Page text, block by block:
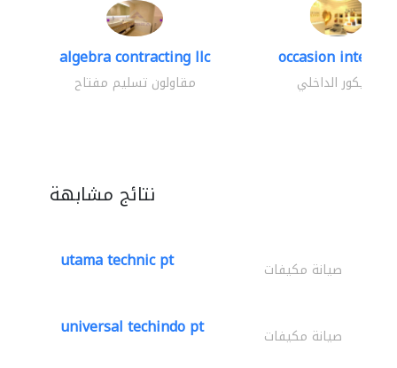
algebra contracting llc
مقاولون تسليم مفتاح
occasion interiors
الديكور الداخلي
نتائج مشابهة
utama technic pt صيانة مكيفات
universal techindo pt صيانة مكيفات